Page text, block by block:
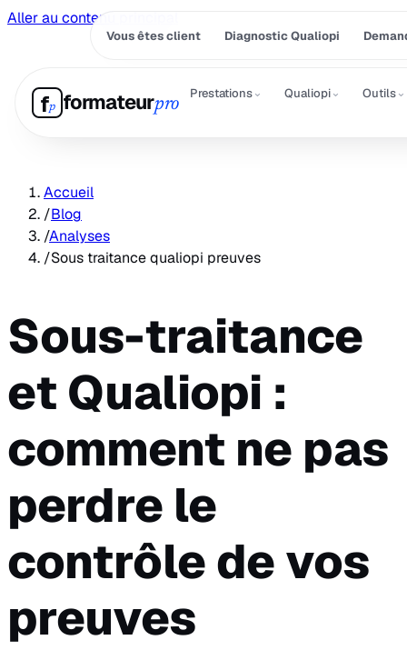
Aller au contenu principal
Vous êtes client Diagnostic Qualiopi
fp formateurpro
Prestations⌄ Qualiopi⌄ Outils⌄
Accueil
/Blog
/Analyses
/Sous traitance qualiopi preuves
Sous-traitance
et Qualiopi :
comment ne pas
perdre le
contrôle de vos
preuves